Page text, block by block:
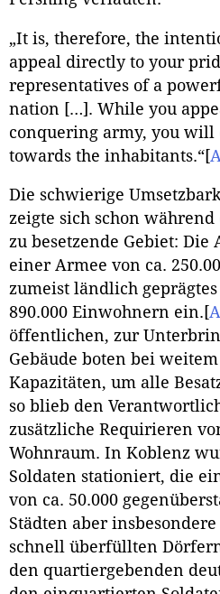
„It is, therefore, the
appeal directly to your
representatives of a
nation […]. While you
conquering army, you
towards the inhabitants.“[
Die schwierige
zeigte sich schon während
zu besetzende Gebiet:
einer Armee von ca.
zumeist ländlich
890.000 Einwohnern ein. [
öffentlichen, zur
Gebäude boten bei
Kapazitäten, um alle
so blieb den
zusätzliche Requirieren
Wohnraum. In Koblenz
Soldaten stationiert, die
von ca. 50.000
Städten aber
schnell überfüllten
den quartiergebenden